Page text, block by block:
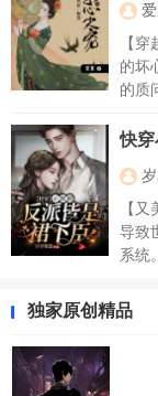
至于
腿
妾？
过，
【
的坏
的质
死的
的！
表
祸】
没看
快
【
导致
系统
得。
温柔
巴
独家原创精品